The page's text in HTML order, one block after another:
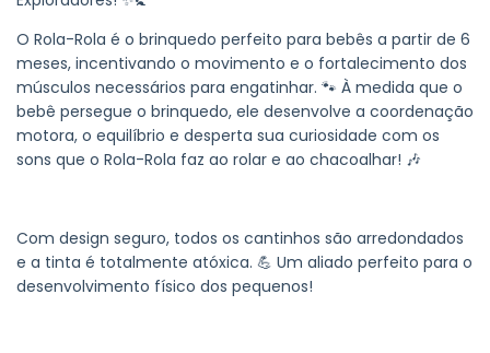
O Rola-Rola é o brinquedo perfeito para bebês a partir de 6
meses, incentivando o movimento e o fortalecimento dos
músculos necessários para engatinhar. 🐾 À medida que o
bebê persegue o brinquedo, ele desenvolve a coordenação
motora, o equilíbrio e desperta sua curiosidade com os
sons que o Rola-Rola faz ao rolar e ao chacoalhar! 🎶
Com design seguro, todos os cantinhos são arredondados
e a tinta é totalmente atóxica. 💪 Um aliado perfeito para o
desenvolvimento físico dos pequenos!